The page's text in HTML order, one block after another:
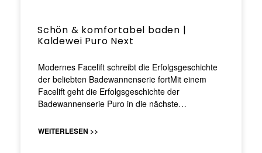
Schön & komfortabel baden |
Kaldewei Puro Next
Modernes Facelift schreibt die Erfolgsgeschichte
der beliebten Badewannenserie fortMit einem
Facelift geht die Erfolgsgeschichte der
Badewannenserie Puro in die nächste…
WEITERLESEN >>